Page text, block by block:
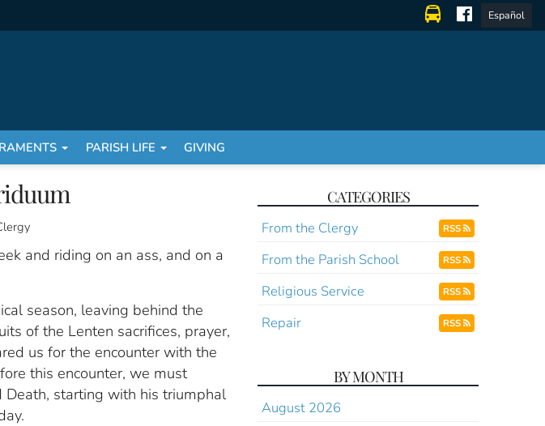
Español
PARISH LIFE GIVING
and riding on an ass, and on a
season, leaving behind the
of the Lenten sacrifices, prayer,
us for the encounter with the
this encounter, we must
Death, starting with his triumphal
CATEGORIES
From the Clergy RSS
From the Parish School RSS
Religious Service RSS
Repair RSS
BY MONTH
August 2026